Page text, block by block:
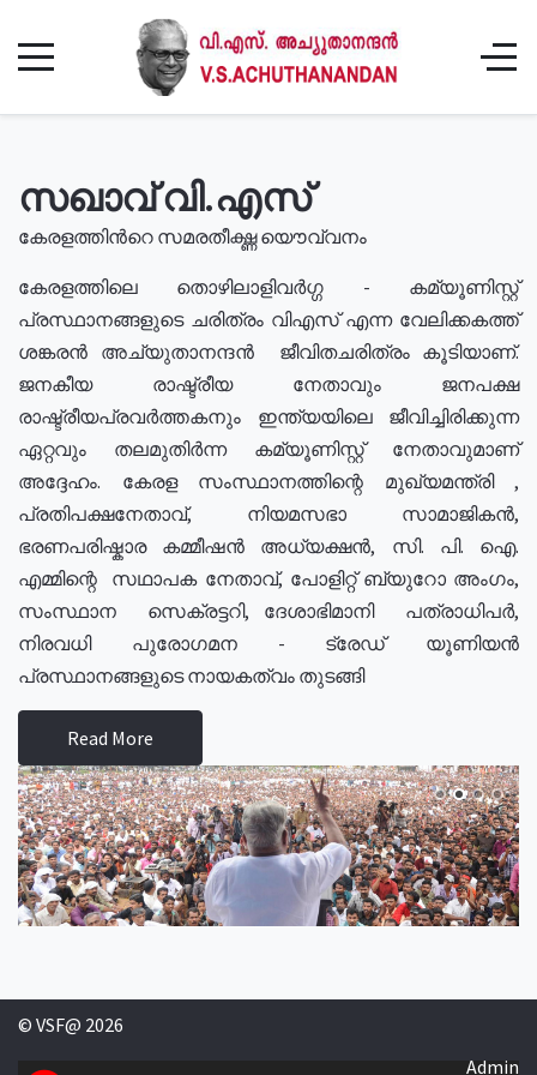
സഖാവ് വി.എസ്
കേരളത്തിൻറെ സമരതീക്ഷ്ണ യൌവ്വനം
കേരളത്തിലെ തൊഴിലാളിവർഗ്ഗ - കമ്യൂണിസ്റ്റ്
പ്രസ്ഥാനങ്ങളുടെ ചരിത്രം വിഎസ് എന്ന വേലിക്കകത്ത്
ശങ്കരൻ അച്യുതാനന്ദൻ ജീവിതചരിത്രം കൂടിയാണ്.
ജനകീയ രാഷ്ട്രീയ നേതാവും ജനപക്ഷ
രാഷ്ട്രീയപ്രവർത്തകനും ഇന്ത്യയിലെ ജീവിച്ചിരിക്കുന്ന
ഏറ്റവും തലമുതിർന്ന കമ്യൂണിസ്റ്റ് നേതാവുമാണ്
അദ്ദേഹം. കേരള സംസ്ഥാനത്തിന്റെ മുഖ്യമന്ത്രി ,
പ്രതിപക്ഷനേതാവ്, നിയമസഭാ സാമാജികൻ,
ഭരണപരിഷ്കാര കമ്മീഷൻ അധ്യക്ഷൻ, സി. പി. ഐ.
എമ്മിന്റെ സഥാപക നേതാവ്, പോളിറ്റ് ബ്യുറോ അംഗം,
സംസ്ഥാന സെക്രട്ടറി, ദേശാഭിമാനി പത്രാധിപർ,
നിരവധി പുരോഗമന - ട്രേഡ് യൂണിയൻ
പ്രസ്ഥാനങ്ങളുടെ നായകത്വം തുടങ്ങി
Read More
© VSF@ 2026
Admin